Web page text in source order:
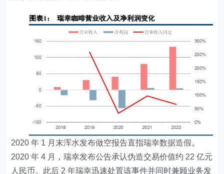
2020 年 1 月末浑水发布做空报告直指瑞幸数据造假。
2020 年 4 月，瑞幸发布公告承认伪造交易价值约 22 亿元
人民币。此后 2 年瑞幸迅速处置该事件并同时兼顾业务发